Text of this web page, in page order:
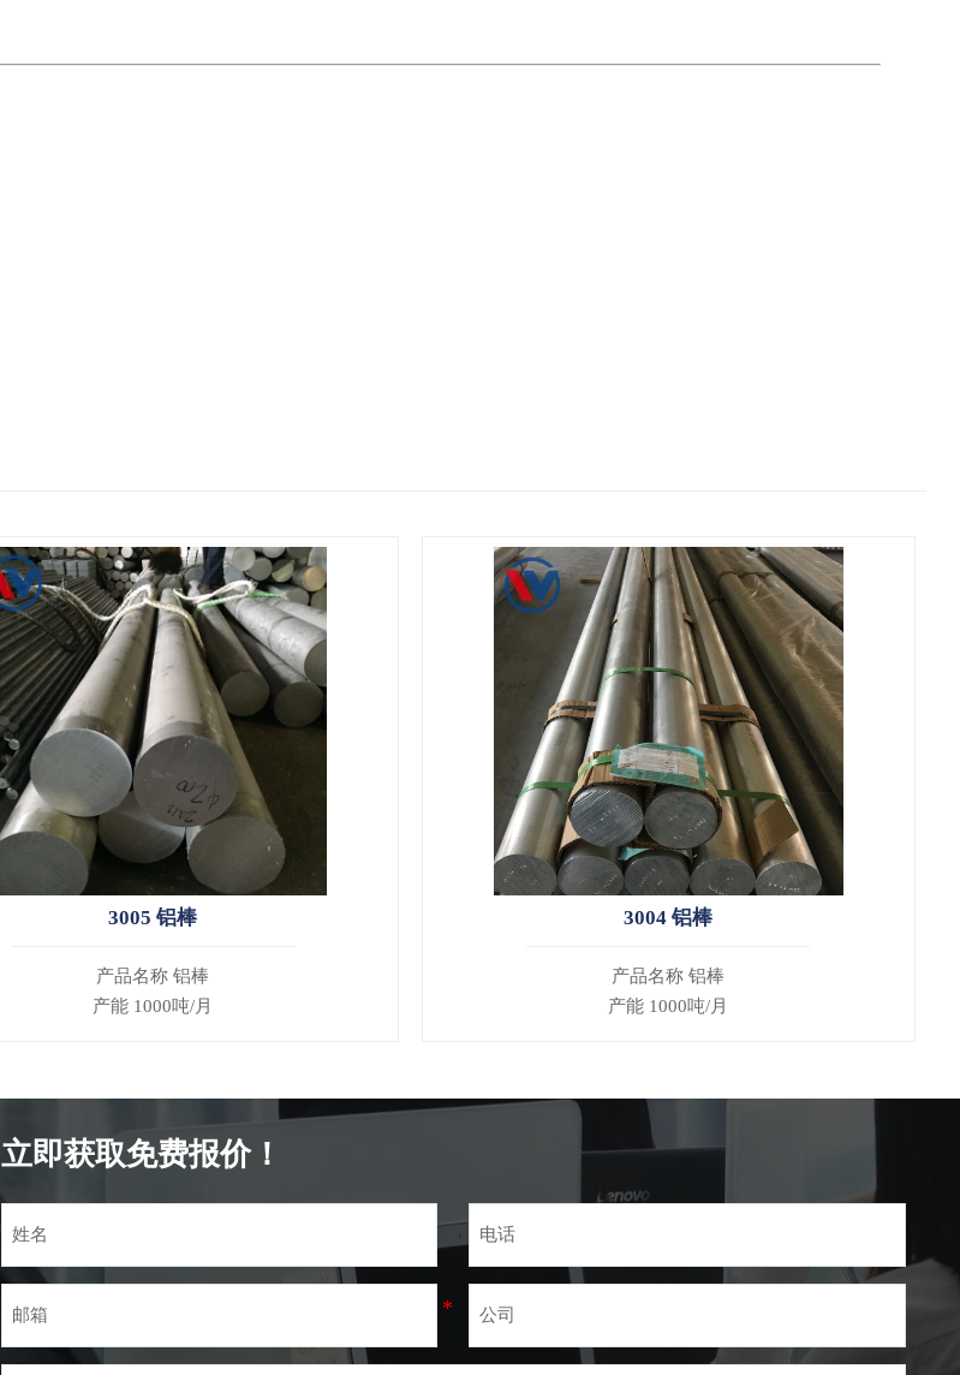
3005 铝棒
产品名称 铝棒
产能 1000吨/月
3004 铝棒
产品名称 铝棒
产能 1000吨/月
立即获取免费报价！